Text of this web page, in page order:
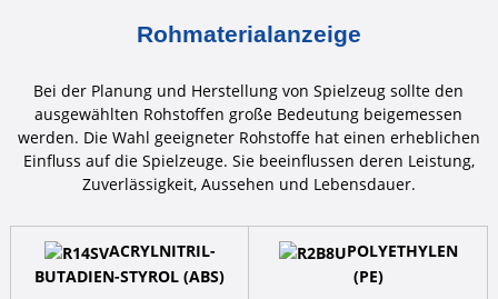
Rohmaterialanzeige
Bei der Planung und Herstellung von Spielzeug sollte den
ausgewählten Rohstoffen große Bedeutung beigemessen
werden. Die Wahl geeigneter Rohstoffe hat einen erheblichen
Einfluss auf die Spielzeuge. Sie beeinflussen deren Leistung,
Zuverlässigkeit, Aussehen und Lebensdauer.
ACRYLNITRIL-
BUTADIEN-STYROL (ABS)
POLYETHYLEN
(PE)